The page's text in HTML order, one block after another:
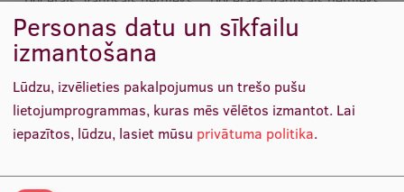
Starptautiskā sadarbība
Mobilitātes programmas
Starptautiskie projekti
Starptautiskie sadarbības partneri
Personas datu un sīkfailu
izmantošana
Lūdzu, izvēlieties pakalpojumus un trešo pušu
lietojumprogrammas, kuras mēs vēlētos izmantot. Lai
iepazītos, lūdzu, lasiet mūsu privātuma politika.